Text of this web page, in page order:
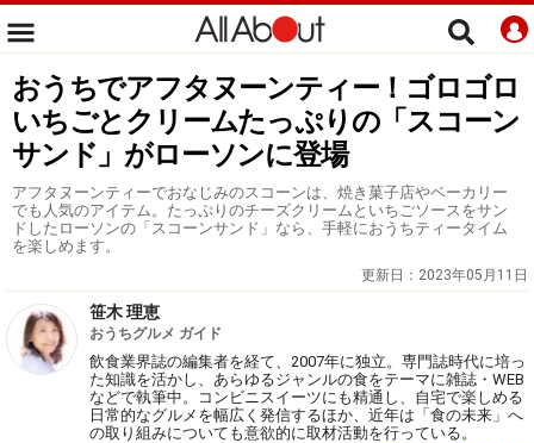
おうちでアフタヌーンティー！ゴロゴロ
いちごとクリームたっぷりの「スコーン
サンド」がローソンに登場
アフタヌーンティーでおなじみのスコーンは、焼き菓子店やベーカリー
でも人気のアイテム。たっぷりのチーズクリームといちごソースをサン
ドしたローソンの「スコーンサンド」なら、手軽におうちティータイム
を楽しめます。
更新日： 2023年05月11日
笹木 理恵
おうちグルメ ガイド
飲食業界誌の編集者を経て、2007年に独立。専門誌時代に培っ
た知識を活かし、あらゆるジャンルの食をテーマに雑誌・WEB
などで執筆中。コンビニスイーツにも精通し、自宅で楽しめる
日常的なグルメを幅広く発信するほか、近年は「食の未来」へ
の取り組みについても意欲的に取材活動を行っている。